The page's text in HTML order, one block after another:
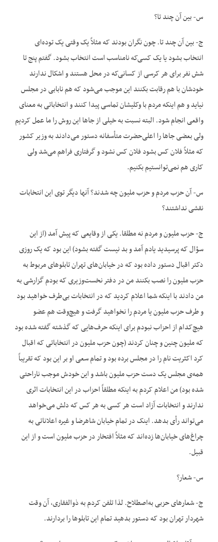
س- بین آن چند تا؟
ج- بین آن چند تا. چون نگران بودند که مثلاً یک وقتی یک توده‌ای
انتخاب بشود یا یک کسی‌که نامناسب است انتخاب بشود. گفتم پنج تا
شش نفر برای هر کرسی از کسانی‌که در محل هستند و اشکال ندارند
خودشان با هم رقابت بکنند این موجب می‌شود که هم نابابی در مجلس
نیاید و هم اینکه مردم با وکلیشان تماسی پیدا کنند و انتخاباتی به معنای
واقعی انجام شود. البته نسبت به خیلی از جاها این روش را ما عمل کردیم
ولی بعضی جاها را اعلی‌حضرت متأسفانه دستور می‌دادند به وزیر کشور
که مثلاً فلان کس بشود فلان کس نشود و گرفتاری فراهم می‌شد ولی
کاری هم نمی‌توانستیم بکنیم.
س- آن حزب مردم و حزب ملیون چه شدند؟ آنها دیگر توی این انتخابات
نقشی نداشتند؟
ج- حزب ملیون و مردم نه مطلقا. یکی از وقایعی که پیش آمد (از این
سؤال که پرسیدید یادم آمد و بد نیست گفته بشود) این بود که یک روزی
دکتر اقبال دستور داده بود که در خیابان‌های تهران تابلوهای مربوط به
حزب ملیون را نصب بکنند من در دفتر نخست‌وزیری که بودم گزارشی به
من دادند با اینکه شما اعلام کردید که در انتخابات بی‌طرف خواهید بود
و طرف حزب ملیون یا مردم را نخواهید گرفت و هیچ‌وقت هم عضو
هیچ‌کدام از احزاب نبودم برای اینکه حرف‌هایی که گذشته گفته شده بود
که ملیون چنین و چنان کردند (چون حزب ملیون در انتخاباتی که اقبال
کرد اکثریت نام را در مجلس برده بود و تمام سعی او بر این بود که تقریباً
همه‌ی مجلس یک دست حزب ملیون باشد و این خودش موجب ناراحتی
شده بود) من اعلام کردم به اینکه مطلقاً احزاب در این انتخابات اثری
ندارند و انتخابات آزاد است هر کسی به هر کس که دلش می‌خواهد
می‌تواند رأی بدهد. اینک در تمام خیابان‌ شاهرضا و غیره اعلاناتی به
چراغ‌های خیابان‌ها زده‌اند که مثلاً افتخار در حزب ملیون است و از این
قبیل.
س- شعار؟
ج- شعارهای حزبی به‌اصطلاح. لذا تلفن کردم به ذو‌الفقاری، آن وقت
شهردار تهران بود که دستور بدهید تمام این تابلوها را بردارند.